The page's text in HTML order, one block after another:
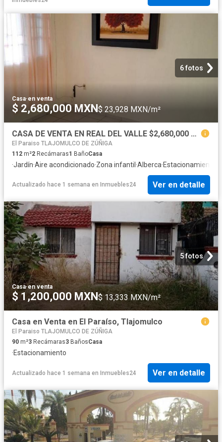
6 fotos
Casa·en venta
$ 2,680,000 MXN$ 23,928 MXN/m²
CASA DE VENTA EN REAL DEL VALLE $2,680,000 MXN
El Paraiso TLAJOMULCO DE ZÚÑIGA
112 m²2 Recámaras1 BañoCasa
·Jardín·Aire acondicionado·Zona infantil·Alberca·Estacionamiento
Actualizado hace 1 semana en Inmuebles24 Ver en detalle
5 fotos
Casa·en venta
$ 1,200,000 MXN $ 13,333 MXN/m²
Casa en Venta en El Paraíso, Tlajomulco
El Paraiso TLAJOMULCO DE ZÚÑIGA
90 m²3 Recámaras3 BañosCasa
·Estacionamiento
Actualizado hace 1 semana en Inmuebles24 Ver en detalle